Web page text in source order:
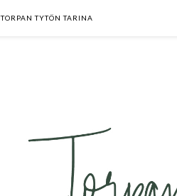
TORPAN TYTÖN TARINA